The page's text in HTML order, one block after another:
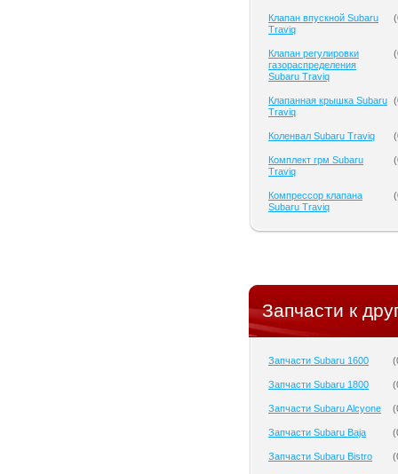
Клапан впускной Subaru
Traviq
(
Клапан регулировки
газораспределения
Subaru Traviq
(
Клапанная крышка Subaru
Traviq
(
Коленвал Subaru Traviq (
Комплект грм Subaru
Traviq
(
Компрессор клапана
Subaru Traviq
(
Запчасти к
Запчасти Subaru 1600 (
Запчасти Subaru 1800 (
Запчасти Subaru Alcyone (
Запчасти Subaru Baja (
Запчасти Subaru Bistro (